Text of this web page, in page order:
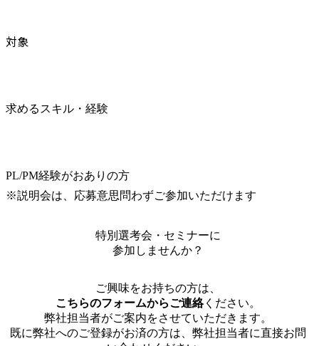
対象
求めるスキル・経験
PL/PM経験がおありの方
※説明会は、応募意思問わずご参加いただけます
特別選考会・セミナーに
参加しませんか？
ご興味をお持ちの方は、
こちらのフォームからご連絡ください。
弊社担当者がご案内をさせていただきます。
既に弊社へのご登録がお済の方は、弊社担当者に直接お問